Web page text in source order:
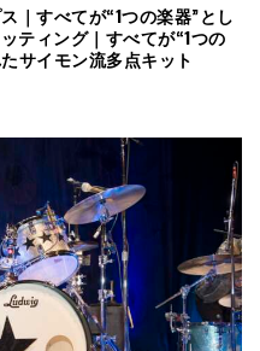
｜すべてが“1つの楽器”とし
ティング｜すべてが“1つの
サイモン流多点キット